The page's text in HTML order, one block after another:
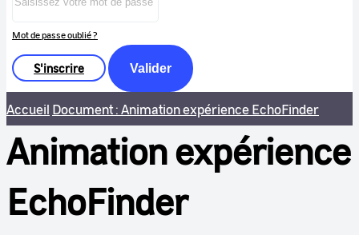
Mot de passe oublié ?
S'inscrire Valider
Accueil Document : Animation expérience EchoFinder
Animation expérience
EchoFinder